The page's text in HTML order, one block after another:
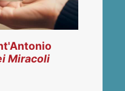
Miracoli